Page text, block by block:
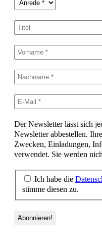
Der Newsletter lässt sich
Newsletter abbestellen.
Zwecken, Einladungen,
verwendet. Sie werden
Ich habe die
stimme diesen zu.